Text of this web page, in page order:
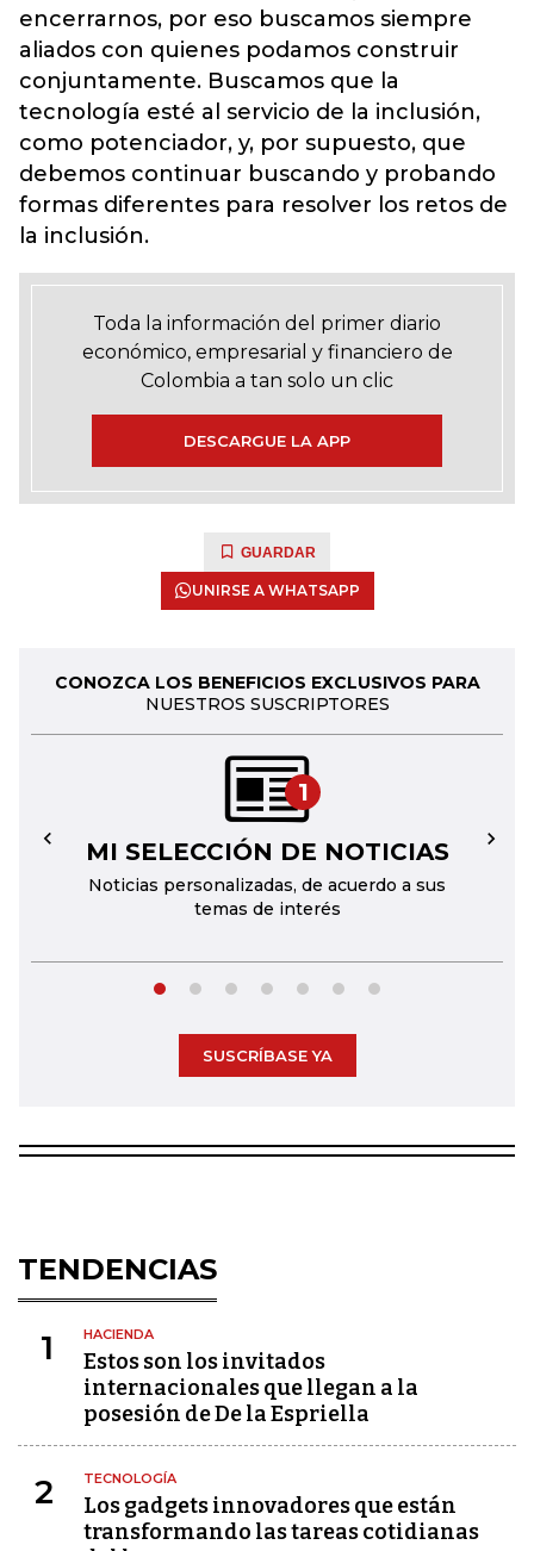
encerrarnos, por eso buscamos siempre
aliados con quienes podamos construir
conjuntamente. Buscamos que la
tecnología esté al servicio de la inclusión,
como potenciador, y, por supuesto, que
debemos continuar buscando y probando
formas diferentes para resolver los retos de
la inclusión.
Toda la información del primer diario
económico, empresarial y financiero de
Colombia a tan solo un clic
DESCARGUE LA APP
GUARDAR
UNIRSE A WHATSAPP
CONOZCA LOS BENEFICIOS EXCLUSIVOS PARA
NUESTROS SUSCRIPTORES
1
MI SELECCIÓN DE NOTICIAS
Noticias personalizadas, de acuerdo a sus
temas de interés
← →
SUSCRÍBASE YA
TENDENCIAS
1 HACIENDA
Estos son los invitados
internacionales que llegan a la
posesión de De la Espriella
2 TECNOLOGÍA
Los gadgets innovadores que están
transformando las tareas cotidianas